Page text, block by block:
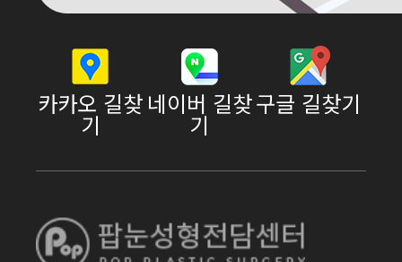
카카오 길찾
기
네이버 길찾
기
구글 길찾기